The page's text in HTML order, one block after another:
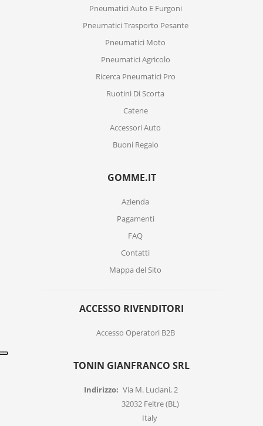
Pneumatici Auto E Furgoni
Pneumatici Trasporto Pesante
Pneumatici Moto
Pneumatici Agricolo
Ricerca Pneumatici Pro
Ruotini Di Scorta
Catene
Accessori Auto
Buoni Regalo
GOMME.IT
Azienda
Pagamenti
FAQ
Contatti
Mappa del Sito
ACCESSO RIVENDITORI
Accesso Operatori B2B
TONIN GIANFRANCO SRL
Indirizzo: Via M. Luciani, 2
32032 Feltre (BL)
Italy